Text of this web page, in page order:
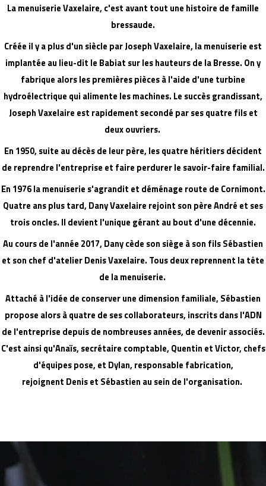
La menuiserie Vaxelaire, c'est avant tout une histoire de famille
bressaude.
Créée il y a plus d'un siècle par Joseph Vaxelaire, la menuiserie est
implantée au lieu-dit le Babiat sur les hauteurs de la Bresse. On y
fabrique alors les premières pièces à l'aide d'une turbine
hydroélectrique qui alimente les machines. Le succès grandissant,
Joseph Vaxelaire est rapidement secondé par ses quatre fils et
deux ouvriers.
En 1950, suite au décès de leur père, les quatre héritiers décident
de reprendre l'entreprise et faire perdurer le savoir-faire familial.
En 1976 la menuiserie s'agrandit et déménage route de Cornimont.
Quatre ans plus tard, Dany Vaxelaire rejoint son père André et ses
trois oncles. Il devient l'unique gérant au bout d'une décennie.
Au cours de l'année 2017, Dany cède son siège à son fils Sébastien
et son chef d'atelier Denis Vaxelaire. Tous deux reprennent la tête
de la menuiserie.
Attaché à l'idée de conserver une dimension familiale, Sébastien
propose alors à quatre de ses collaborateurs, inscrits dans l'ADN
de l'entreprise depuis de nombreuses années, de devenir associés.
C'est ainsi qu'Anaïs, secrétaire comptable, Quentin et Victor, chefs
d'équipes pose, et Dylan, responsable fabrication,
rejoignent Denis et Sébastien au sein de l'organisation.